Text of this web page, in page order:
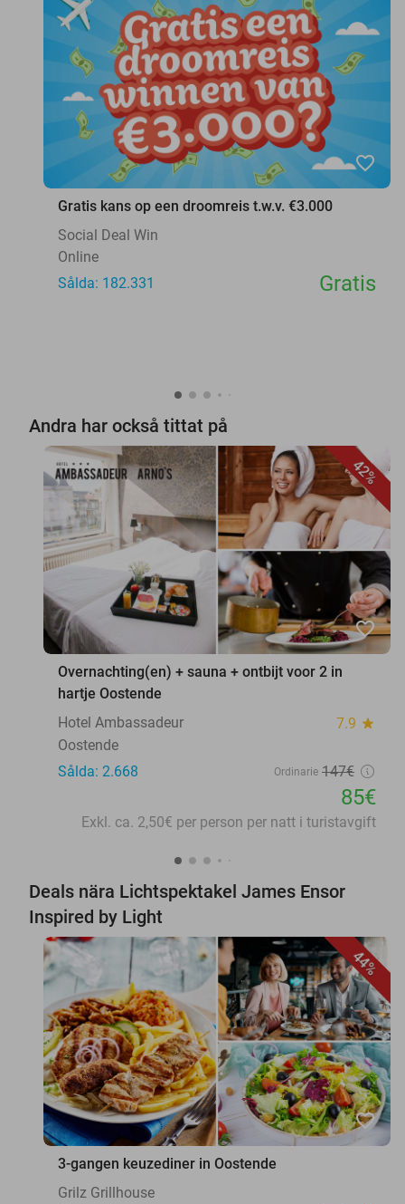
favorite_border
Gratis kans op een droomreis t.w.v. €3.000
Social Deal Win
Online
Sålda: 182.331
Gratis
Andra har också tittat på
42%
favorite_border
Overnachting(en) + sauna + ontbijt voor 2 in
hartje Oostende
Hotel Ambassadeur
7.9 star
Oostende
Sålda: 2.668
Ordinarie 147€
85€
Exkl. ca. 2,50€ per person per natt i turistavgift
Deals nära Lichtspektakel James Ensor
Inspired by Light
44%
favorite_border
3-gangen keuzediner in Oostende
Grilz Grillhouse